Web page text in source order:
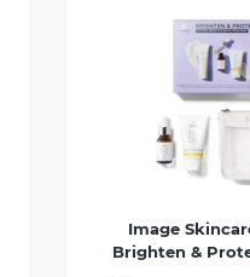
Image
Brighten &